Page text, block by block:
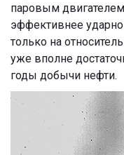
паровым
эффективнее
только на
уже вполне
годы добычи нефти.